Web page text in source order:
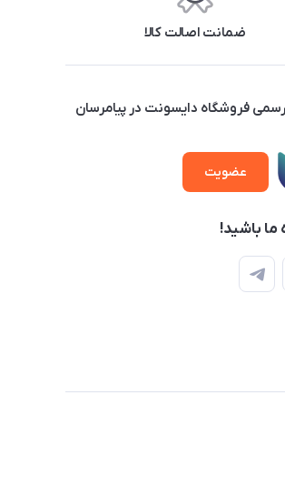
ضمانت اصالت کالا
رسمی فروشگاه دایسونت در پیامرسان
عضویت
ما باشید!